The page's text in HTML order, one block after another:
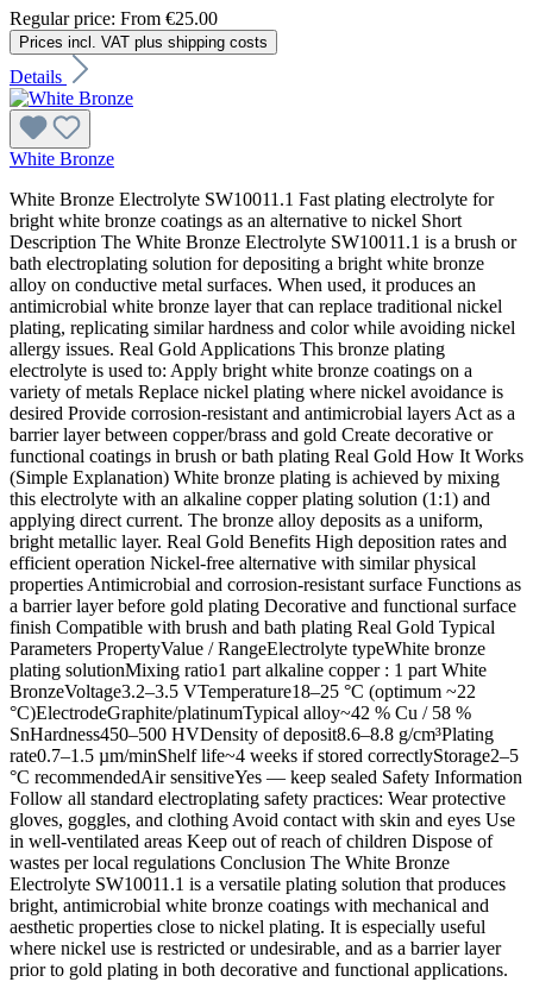
Regular price: From €25.00
Prices incl. VAT plus shipping costs
Details
White Bronze
White Bronze Electrolyte SW10011.1 Fast plating electrolyte for
bright white bronze coatings as an alternative to nickel Short
Description The White Bronze Electrolyte SW10011.1 is a brush or
bath electroplating solution for depositing a bright white bronze
alloy on conductive metal surfaces. When used, it produces an
antimicrobial white bronze layer that can replace traditional nickel
plating, replicating similar hardness and color while avoiding nickel
allergy issues. Real Gold Applications This bronze plating
electrolyte is used to: Apply bright white bronze coatings on a
variety of metals Replace nickel plating where nickel avoidance is
desired Provide corrosion-resistant and antimicrobial layers Act as a
barrier layer between copper/brass and gold Create decorative or
functional coatings in brush or bath plating Real Gold How It Works
(Simple Explanation) White bronze plating is achieved by mixing
this electrolyte with an alkaline copper plating solution (1:1) and
applying direct current. The bronze alloy deposits as a uniform,
bright metallic layer. Real Gold Benefits High deposition rates and
efficient operation Nickel-free alternative with similar physical
properties Antimicrobial and corrosion-resistant surface Functions as
a barrier layer before gold plating Decorative and functional surface
finish Compatible with brush and bath plating Real Gold Typical
Parameters PropertyValue / RangeElectrolyte typeWhite bronze
plating solutionMixing ratio1 part alkaline copper : 1 part White
BronzeVoltage3.2–3.5 VTemperature18–25 °C (optimum ~22
°C)ElectrodeGraphite/platinumTypical alloy~42 % Cu / 58 %
SnHardness450–500 HVDensity of deposit8.6–8.8 g/cm³Plating
rate0.7–1.5 µm/minShelf life~4 weeks if stored correctlyStorage2–5
°C recommendedAir sensitiveYes — keep sealed Safety Information
Follow all standard electroplating safety practices: Wear protective
gloves, goggles, and clothing Avoid contact with skin and eyes Use
in well-ventilated areas Keep out of reach of children Dispose of
wastes per local regulations Conclusion The White Bronze
Electrolyte SW10011.1 is a versatile plating solution that produces
bright, antimicrobial white bronze coatings with mechanical and
aesthetic properties close to nickel plating. It is especially useful
where nickel use is restricted or undesirable, and as a barrier layer
prior to gold plating in both decorative and functional applications.